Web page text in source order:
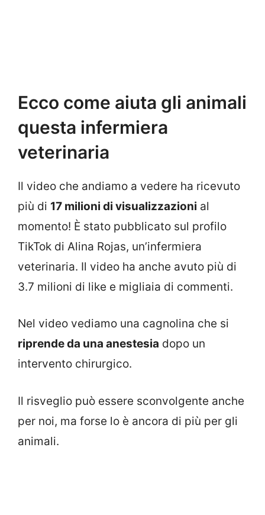
Ecco come aiuta gli animali
questa infermiera
veterinaria
Il video che andiamo a vedere ha ricevuto
più di 17 milioni di visualizzazioni al
momento! È stato pubblicato sul profilo
TikTok di Alina Rojas, un’infermiera
veterinaria. Il video ha anche avuto più di
3.7 milioni di like e migliaia di commenti.
Nel video vediamo una cagnolina che si
riprende da una anestesia dopo un
intervento chirurgico.
Il risveglio può essere sconvolgente anche
per noi, ma forse lo è ancora di più per gli
animali.